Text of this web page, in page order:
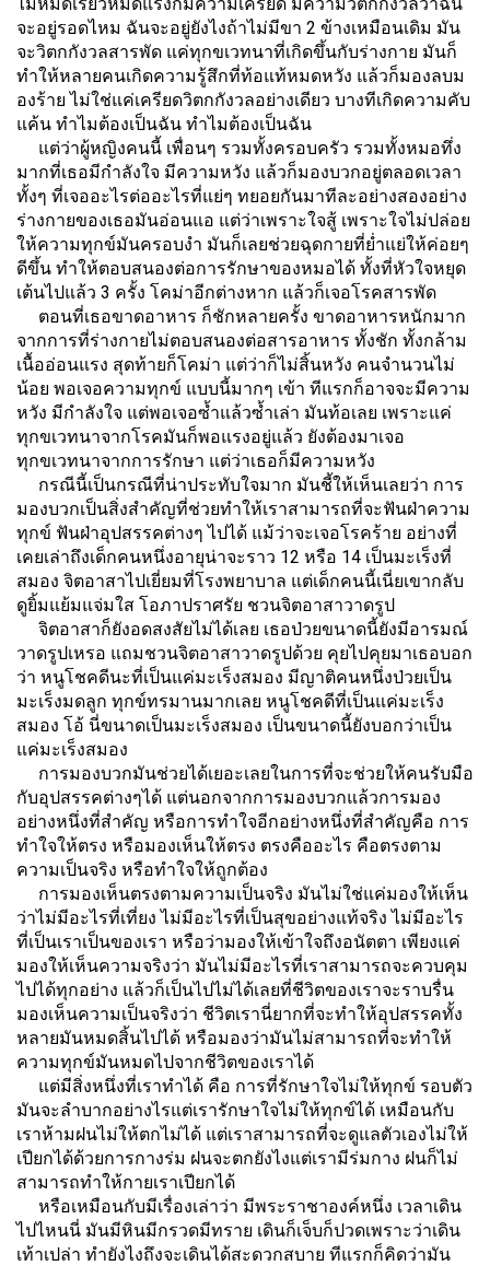
จะอยู่รอดไหม ฉันจะอยู่ยังไงถ้าไม่มีขา 2 ข้างเหมือนเดิม มัน
จะวิตกกังวลสารพัด แค่ทุกขเวทนาที่เกิดขึ้นกับร่างกาย มันก็
ทำให้หลายคนเกิดความรู้สึกที่ท้อแท้หมดหวัง แล้วก็มองลบม
องร้าย ไม่ใช่แค่เครียดวิตกกังวลอย่างเดียว บางทีเกิดความคับ
แค้น ทำไมต้องเป็นฉัน ทำไมต้องเป็นฉัน
แต่ว่าผู้หญิงคนนี้ เพื่อนๆ รวมทั้งครอบครัว รวมทั้งหมอทึ่ง
มากที่เธอมีกำลังใจ มีความหวัง แล้วก็มองบวกอยู่ตลอดเวลา
ทั้งๆ ที่เจออะไรต่ออะไรที่แย่ๆ ทยอยกันมาทีละอย่างสองอย่าง
ร่างกายของเธอมันอ่อนแอ แต่ว่าเพราะใจสู้ เพราะใจไม่ปล่อย
ให้ความทุกข์มันครอบงำ มันก็เลยช่วยฉุดกายที่ย่ำแย่ให้ค่อยๆ
ดีขึ้น ทำให้ตอบสนองต่อการรักษาของหมอได้ ทั้งที่หัวใจหยุด
เต้นไปแล้ว 3 ครั้ง โคม่าอีกต่างหาก แล้วก็เจอโรคสารพัด
ตอนที่เธอขาดอาหาร ก็ชักหลายครั้ง ขาดอาหารหนักมาก
จากการที่ร่างกายไม่ตอบสนองต่อสารอาหาร ทั้งชัก ทั้งกล้าม
เนื้ออ่อนแรง สุดท้ายก็โคม่า แต่ว่าก็ไม่สิ้นหวัง คนจำนวนไม่
น้อย พอเจอความทุกข์ แบบนี้มากๆ เข้า ทีแรกก็อาจจะมีความ
หวัง มีกำลังใจ แต่พอเจอซ้ำแล้วซ้ำเล่า มันท้อเลย เพราะแค่
ทุกขเวทนาจากโรคมันก็พอแรงอยู่แล้ว ยังต้องมาเจอ
ทุกขเวทนาจากการรักษา แต่ว่าเธอก็มีความหวัง
กรณีนี้เป็นกรณีที่น่าประทับใจมาก มันชี้ให้เห็นเลยว่า การ
มองบวกเป็นสิ่งสำคัญที่ช่วยทำให้เราสามารถที่จะฟันฝ่าความ
ทุกข์ ฟันฝ่าอุปสรรคต่างๆ ไปได้ แม้ว่าจะเจอโรคร้าย อย่างที่
เคยเล่าถึงเด็กคนหนึ่งอายุน่าจะราว 12 หรือ 14 เป็นมะเร็งที่
สมอง จิตอาสาไปเยี่ยมที่โรงพยาบาล แต่เด็กคนนี้เนี่ยเขากลับ
ดูยิ้มแย้มแจ่มใส โอภาปราศรัย ชวนจิตอาสาวาดรูป
จิตอาสาก็ยังอดสงสัยไม่ได้เลย เธอป่วยขนาดนี้ยังมีอารมณ์
วาดรูปเหรอ แถมชวนจิตอาสาวาดรูปด้วย คุยไปคุยมาเธอบอก
ว่า หนูโชคดีนะที่เป็นแค่มะเร็งสมอง มีญาติคนหนึ่งป่วยเป็น
มะเร็งมดลูก ทุกข์ทรมานมากเลย หนูโชคดีที่เป็นแค่มะเร็ง
สมอง โอ้ นี่ขนาดเป็นมะเร็งสมอง เป็นขนาดนี้ยังบอกว่าเป็น
แค่มะเร็งสมอง
การมองบวกมันช่วยได้เยอะเลยในการที่จะช่วยให้คนรับมือ
กับอุปสรรคต่างๆได้ แต่นอกจากการมองบวกแล้วการมอง
อย่างหนึ่งที่สำคัญ หรือการทำใจอีกอย่างหนึ่งที่สำคัญคือ การ
ทำใจให้ตรง หรือมองเห็นให้ตรง ตรงคืออะไร คือตรงตาม
ความเป็นจริง หรือทำใจให้ถูกต้อง
การมองเห็นตรงตามความเป็นจริง มันไม่ใช่แค่มองให้เห็น
ว่าไม่มีอะไรที่เที่ยง ไม่มีอะไรที่เป็นสุขอย่างแท้จริง ไม่มีอะไร
ที่เป็นเราเป็นของเรา หรือว่ามองให้เข้าใจถึงอนัตตา เพียงแค่
มองให้เห็นความจริงว่า มันไม่มีอะไรที่เราสามารถจะควบคุม
ไปได้ทุกอย่าง แล้วก็เป็นไปไม่ได้เลยที่ชีวิตของเราจะราบรื่น
มองเห็นความเป็นจริงว่า ชีวิตเรานี่ยากที่จะทำให้อุปสรรคทั้ง
หลายมันหมดสิ้นไปได้ หรือมองว่ามันไม่สามารถที่จะทำให้
ความทุกข์มันหมดไปจากชีวิตของเราได้
แต่มีสิ่งหนึ่งที่เราทำได้ คือ การที่รักษาใจไม่ให้ทุกข์ รอบตัว
มันจะลำบากอย่างไรแต่เรารักษาใจไม่ให้ทุกข์ได้ เหมือนกับ
เราห้ามฝนไม่ให้ตกไม่ได้ แต่เราสามารถที่จะดูแลตัวเองไม่ให้
เปียกได้ด้วยการกางร่ม ฝนจะตกยังไงแต่เรามีร่มกาง ฝนก็ไม่
สามารถทำให้กายเราเปียกได้
หรือเหมือนกับมีเรื่องเล่าว่า มีพระราชาองค์หนึ่ง เวลาเดิน
ไปไหนนี่ มันมีหินมีกรวดมีทราย เดินก็เจ็บก็ปวดเพราะว่าเดิน
เท้าเปล่า ทำยังไงถึงจะเดินได้สะดวกสบาย ทีแรกก็คิดว่ามัน